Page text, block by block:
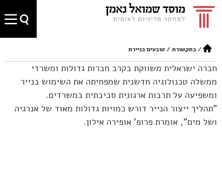
/בתקשורת /טובעים בניירת
חברה ישראלית משווקת בקרב חברות גדולות ומשרדי
ממשלה טכנולוגיה חדשנית שמפחיתה את השימוש בנייר
ומשפיעה על תרבות ארגונית סביבתית במשרדים.
"תהליך ייצור הנייר דורש כמויות גדולות מאוד של אנרגיה
ושל מים", אומרת פרופ' אופירה אילון.